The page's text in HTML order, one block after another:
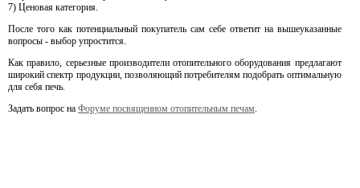
7) Ценовая категория.
После того как потенциальный покупатель сам себе ответит на вышеуказанные
вопросы - выбор упростится.
Как правило, серьезные производители отопительного оборудования предлагают
широкий спектр продукции, позволяющий потребителям подобрать оптимальную
для себя печь.
Задать вопрос на Форуме посвященном отопительным печам